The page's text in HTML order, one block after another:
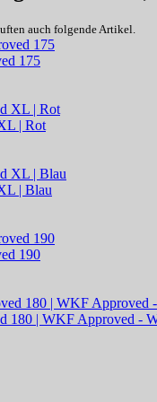
auch folgende Artikel.
175
| Rot
| Blau
190
180 | WKF Approved -